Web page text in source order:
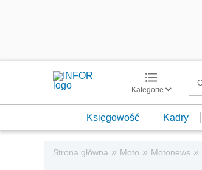
Kategorie
Księgowość Kadry
Strona główna » Moto » Motonews »